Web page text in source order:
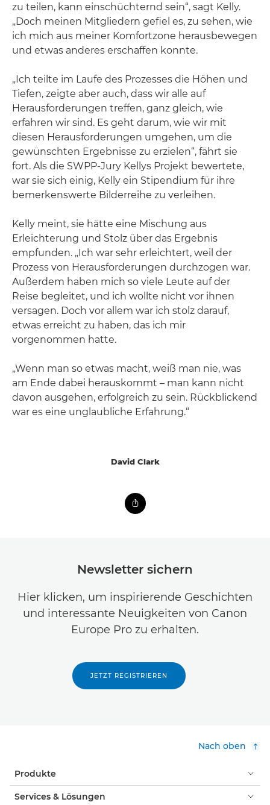
zu teilen, kann einschüchternd sein“, sagt Kelly.
„Doch meinen Mitgliedern gefiel es, zu sehen, wie
ich mich aus meiner Komfortzone herausbewegen
und etwas anderes erschaffen konnte.
„Ich teilte im Laufe des Prozesses die Höhen und
Tiefen, zeigte aber auch, dass wir alle auf
Herausforderungen treffen, ganz gleich, wie
erfahren wir sind. Es geht darum, wie wir mit
diesen Herausforderungen umgehen, um die
gewünschten Ergebnisse zu erzielen“, fährt sie
fort. Als die SWPP-Jury Kellys Projekt bewertete,
war sie sich einig, Kelly ein Stipendium für ihre
bemerkenswerte Bilderreihe zu verleihen.
Kelly meint, sie hätte eine Mischung aus
Erleichterung und Stolz über das Ergebnis
empfunden. „Ich war sehr erleichtert, weil der
Prozess von Herausforderungen durchzogen war.
Außerdem haben mich so viele Leute auf der
Reise begleitet, und ich wollte nicht vor ihnen
versagen. Doch vor allem war ich stolz darauf,
etwas erreicht zu haben, das ich mir
vorgenommen hatte.
„Wenn man so etwas macht, weiß man nie, was
am Ende dabei herauskommt – man kann nicht
davon ausgehen, erfolgreich zu sein. Rückblickend
war es eine unglaubliche Erfahrung.“
David Clark
Newsletter sichern
Hier klicken, um inspirierende Geschichten
und interessante Neuigkeiten von Canon
Europe Pro zu erhalten.
JETZT REGISTRIEREN
Nach oben
Produkte
Services & Lösungen